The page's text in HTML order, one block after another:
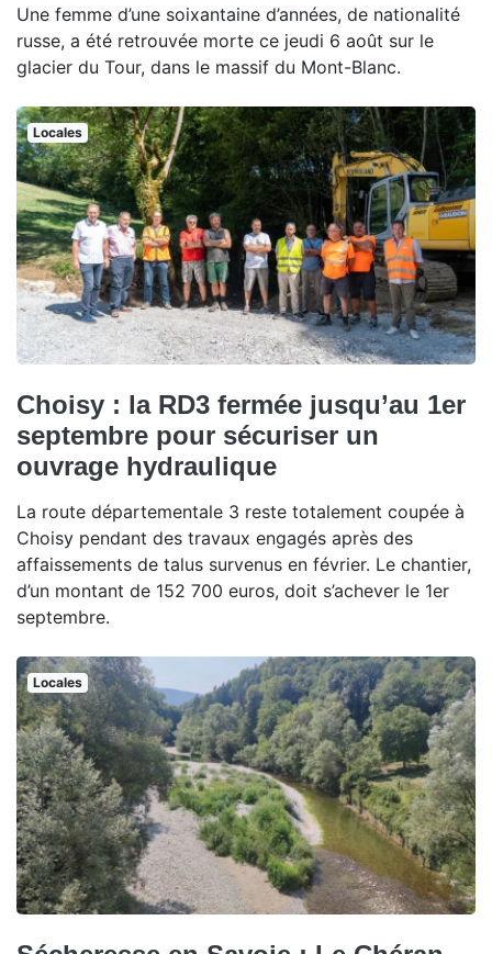
Une femme d’une soixantaine d’années, de nationalité
russe, a été retrouvée morte ce jeudi 6 août sur le
glacier du Tour, dans le massif du Mont-Blanc.
Locales
Choisy : la RD3 fermée jusqu’au 1er
septembre pour sécuriser un
ouvrage hydraulique
La route départementale 3 reste totalement coupée à
Choisy pendant des travaux engagés après des
affaissements de talus survenus en février. Le chantier,
d’un montant de 152 700 euros, doit s’achever le 1er
septembre.
Locales